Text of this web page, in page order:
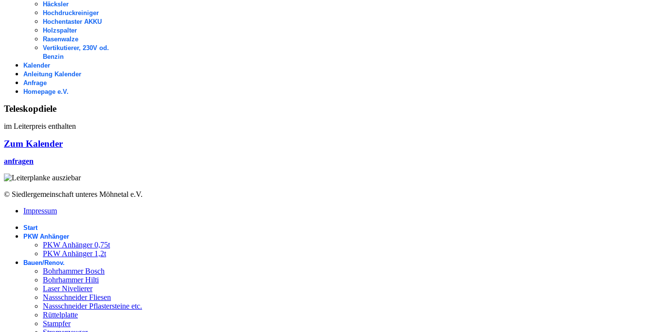
Häcksler
Hochdruckreiniger
Hochentaster AKKU
Holzspalter
Rasenwalze
Vertikutierer, 230V od.
Benzin
Kalender
Anleitung Kalender
Anfrage
Homepage e.V.
Teleskopdiele
im Leiterpreis enthalten
Zum Kalender
anfragen
© Siedlergemeinschaft unteres Möhnetal e.V.
Impressum
Start
PKW Anhänger
PKW Anhänger 0,75t
PKW Anhänger 1,2t
Bauen/Renov.
Bohrhammer Bosch
Bohrhammer Hilti
Laser Nivelierer
Nassschneider Fliesen
Nassschneider Pflastersteine etc.
Rüttelplatte
Stampfer